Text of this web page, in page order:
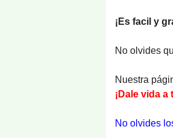
¡Es facil y
No olvides
Nuestra
¡Dale vida
No olvides